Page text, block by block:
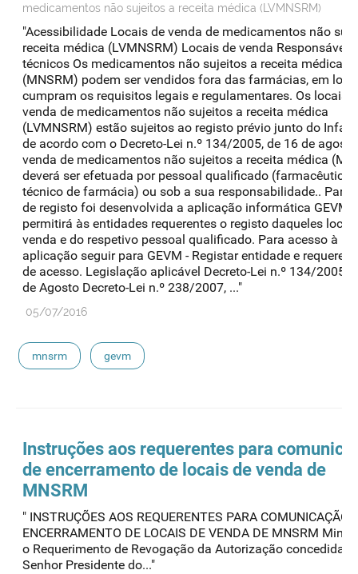
medicamentos não sujeitos a receita médica (LVMNSRM)
"Acessibilidade Locais de venda de medicamentos não
receita médica (LVMNSRM) Locais de venda Responsáveis
técnicos Os medicamentos não sujeitos a receita médica
(MNSRM) podem ser vendidos fora das farmácias, em
cumpram os requisitos legais e regulamentares. Os locais
venda de medicamentos não sujeitos a receita médica
(LVMNSRM) estão sujeitos ao registo prévio junto do
de acordo com o Decreto-Lei n.º 134/2005, de 16 de
venda de medicamentos não sujeitos a receita médica
deverá ser efetuada por pessoal qualificado (farmacêutico
técnico de farmácia) ou sob a sua responsabilidade.. Para
de registo foi desenvolvida a aplicação informática GEVM,
permitirá às entidades requerentes o registo daqueles
venda e do respetivo pessoal qualificado. Para acesso à
aplicação seguir para GEVM - Registar entidade e requerer
de acesso. Legislação aplicável Decreto-Lei n.º 134/2005,
de Agosto Decreto-Lei n.º 238/2007, ..."
05/07/2016
mnsrm gevm
Instruções aos requerentes para
de encerramento de locais de venda de
MNSRM
" INSTRUÇÕES AOS REQUERENTES PARA COMUNICAÇÃO
ENCERRAMENTO DE LOCAIS DE VENDA DE MNSRM
o Requerimento de Revogação da Autorização concedida:
Senhor Presidente do..."